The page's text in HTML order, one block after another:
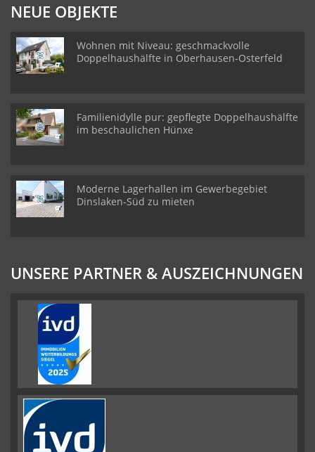
NEUE OBJEKTE
Wohnen mit Niveau: geschmackvolle
Doppelhaushälfte in Oberhausen-Osterfeld
Familienidylle pur: gepflegte Doppelhaushälfte
im beschaulichen Hünxe
Moderne Lagerhallen im Gewerbegebiet
Dinslaken-Süd zu mieten
UNSERE PARTNER & AUSZEICHNUNGEN